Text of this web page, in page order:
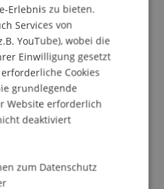
sich mit dem
Forschungsanträgen.
an den Schweizer
Anmeldungen dazu
Workshop dennoch viel
fast allen
Erlebnis zu bieten.
Services von
YouTube), wobei die
Einwilligung gesetzt
Cookies
grundlegende
Website erforderlich
deaktiviert
zum Datenschutz